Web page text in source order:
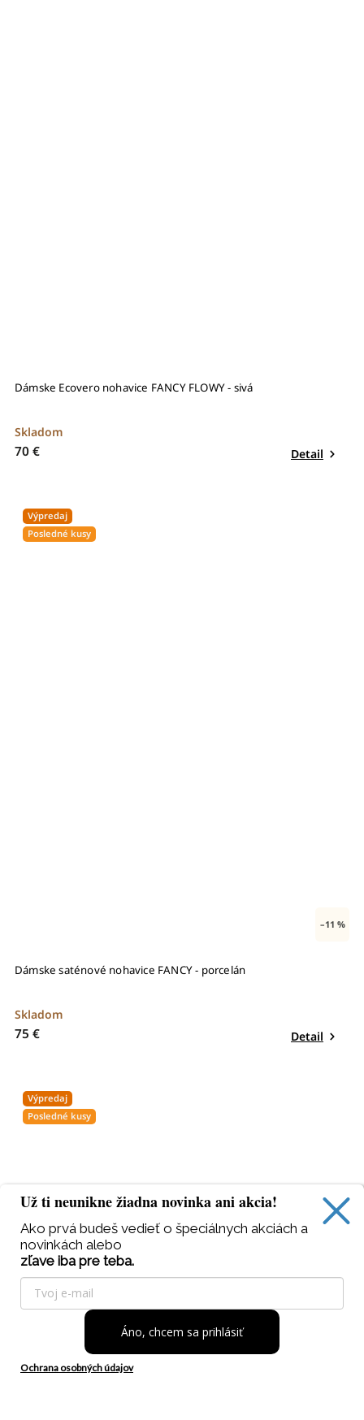
Tento web používa súbory cookie. Ďalším prechádzaním
tohto webu vyjadrujete súhlas s ich používaním. Viac
Dámske Ecovero nohavice FANCY FLOWY - sivá
Skladom
70 € Detail
Výpredaj
Posledné kusy
–11 %
Dámske saténové nohavice FANCY - porcelán
Skladom
75 € Detail
Výpredaj
Posledné kusy
Už ti neunikne žiadna novinka ani akcia!
Ako prvá budeš vedieť o špeciálnych akciách a
novinkách alebo
zľave iba pre teba.
Áno, chcem sa prihlásiť
Ochrana osobných údajov